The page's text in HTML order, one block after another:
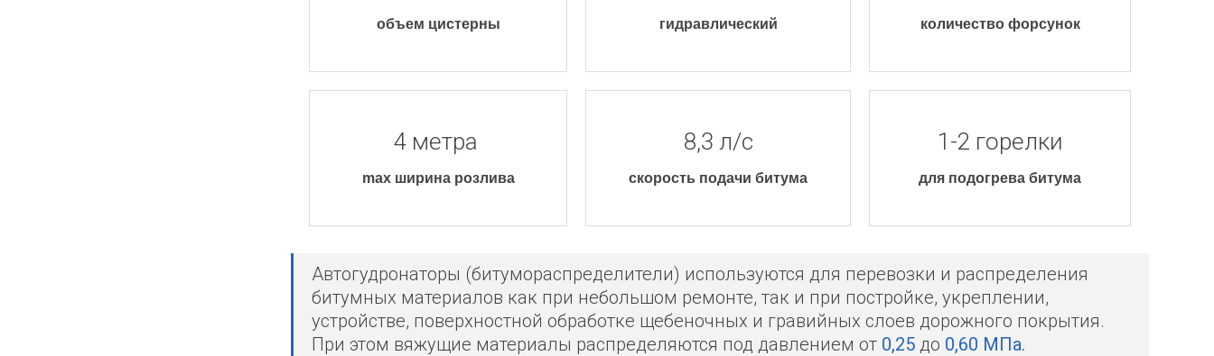
объем цистерны гидравлический количество форсунок
4 метра
max ширина розлива
8,3 л/с
скорость подачи битума
1-2 горелки
для подогрева битума
Автогудронаторы (битумораспределители) используются для перевозки и распределения
битумных материалов как при небольшом ремонте, так и при постройке, укреплении,
устройстве, поверхностной обработке щебеночных и гравийных слоев дорожного покрытия.
При этом вяжущие материалы распределяются под давлением от 0,25 до 0,60 МПа.